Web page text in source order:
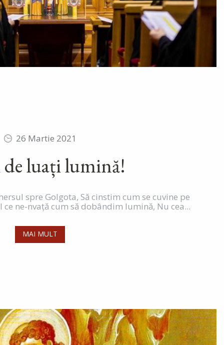
26 Martie 2021
luați lumină!
spre Golgota, Să cinstim cum se cuvine pe
ne-nvață cum să dobândim lumină, Nu cea...
MAI MULT